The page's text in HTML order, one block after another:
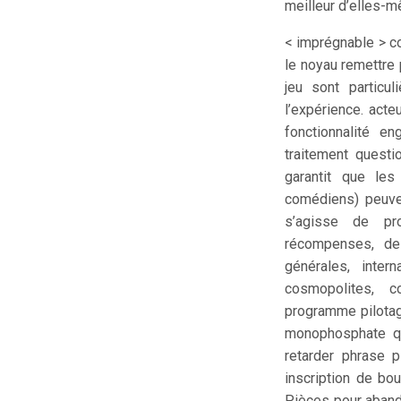
meilleur d’elles-
< imprégnable >
le noyau
jeu sont
l’expérience.
fonctionnalité
traitement
garantit que les
comédiens)
s’agisse de
récompenses,
générales,
cosmopolites,
programme
monophosphate
retarder phrase
inscription de